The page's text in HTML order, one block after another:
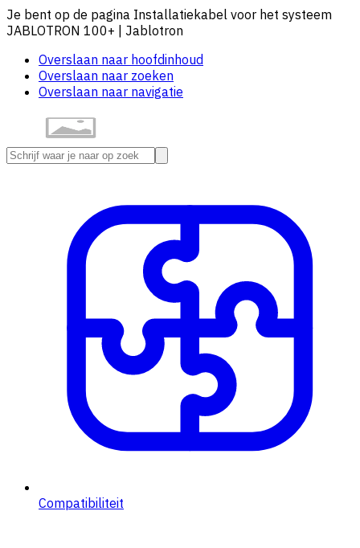
Je bent op de pagina Installatiekabel voor het systeem
JABLOTRON 100+ | Jablotron
Overslaan naar hoofdinhoud
Overslaan naar zoeken
Overslaan naar navigatie
Compatibiliteit